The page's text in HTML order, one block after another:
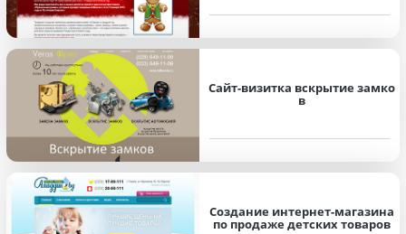
Сайт-визитка вскрытие замко
в
Создание интернет-магазина
по продаже детских товаров